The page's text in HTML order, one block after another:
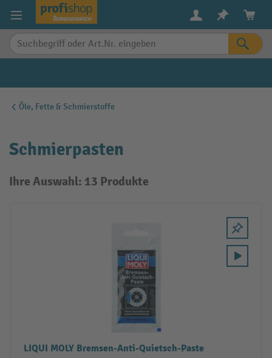
springen
Öle, Fette & Schmierstoffe
Schmierpasten
Ihre Auswahl: 13 Produkte
LIQUI MOLY Bremsen-Anti-Quietsch-Paste